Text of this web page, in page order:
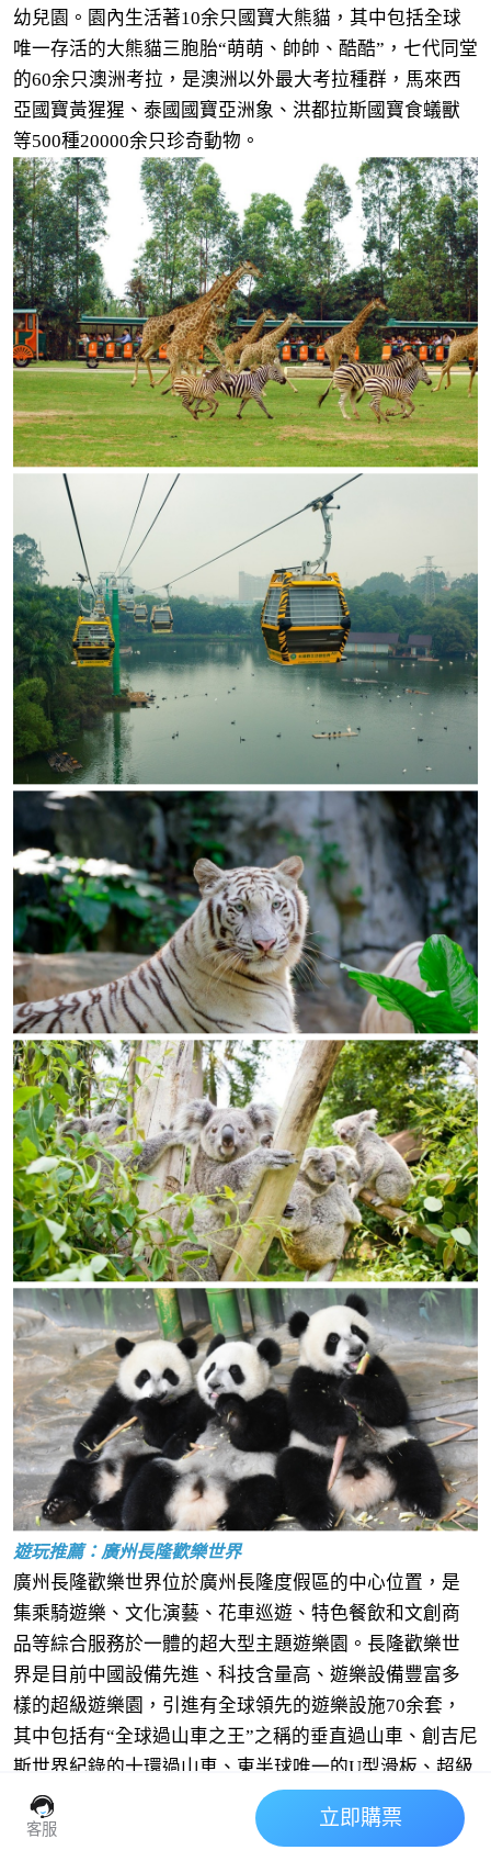
幼兒園。園內生活著10余只國寶大熊貓，其中包括全球
唯一存活的大熊貓三胞胎“萌萌、帥帥、酷酷”，七代同堂
的60余只澳洲考拉，是澳洲以外最大考拉種群，馬來西
亞國寶黃猩猩、泰國國寶亞洲象、洪都拉斯國寶食蟻獸
等500種20000余只珍奇動物。
遊玩推薦：廣州長隆歡樂世界
廣州長隆歡樂世界位於廣州長隆度假區的中心位置，是
集乘騎遊樂、文化演藝、花車巡遊、特色餐飲和文創商
品等綜合服務於一體的超大型主題遊樂園。長隆歡樂世
界是目前中國設備先進、科技含量高、遊樂設備豐富多
樣的超級遊樂園，引進有全球領先的遊樂設施70余套，
其中包括有“全球過山車之王”之稱的垂直過山車、創吉尼
斯世界紀錄的十環過山車、東半球唯一的U型滑板、超級
大擺錘、亞洲先進四維影院、原創時空探險項目《星際
決戰》、奇幻馬戲主題歡樂小鎮、萬人超級演藝廣場、
客服
立即購票